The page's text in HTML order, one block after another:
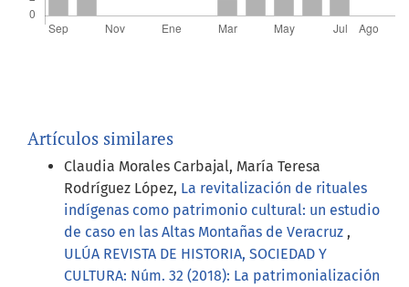
Artículos similares
Claudia Morales Carbajal, María Teresa
Rodríguez López, La revitalización de rituales
indígenas como patrimonio cultural: un estudio
de caso en las Altas Montañas de Veracruz ,
ULÚA REVISTA DE HISTORIA, SOCIEDAD Y
CULTURA: Núm. 32 (2018): La patrimonialización